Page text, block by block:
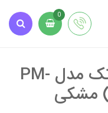
0
میدرنج 6.5 اینچی پاناتک مدل PM-